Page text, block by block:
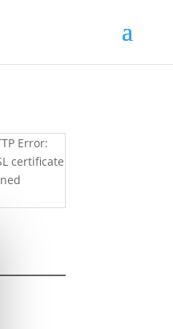
Error:
certificate